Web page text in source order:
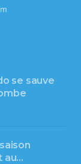
se sauve
au…